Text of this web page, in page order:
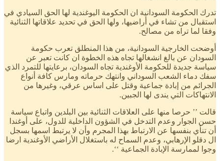
تدرك الحكومة السودانية ان الحكومة اليوغندية لها الحق السيادي في
استقبال من تشاء في أراضيها، ولها الحق في تحديد علاقاتها الثنائية
وفقا لما تراه من مصالح.
أوضحت الخارجية السودانية، من هذا المنطلق تعرب حكومة
السودان عن بالغ انشغالها تجاه هذه الخطوة ان كانت تعبر عن
سياسة جديدة للحكومة الأوغندية تجاه السودان، برعايتها للتمرد الذي
سفك دماء الشعب السوداني وانتهك حرماته ومارس كافة أنواع
الجرائم من إبادة جماعية وقتل على اساس عرقي، وغيرها من
الانتهاكات التي يندى لها الجبين.
قالت ’’ حرصا منها على العلاقات الثنائية بين البلدين واتباع سياسة
حسن الجوار وعدم التدخل في الشؤون الداخلية للدول، على أوغندا
أن تنأي بنفسها عن الارتباط بهذا المجرم وأن لا يرتبط اسمها بسجل
ال دقلو الإرهابي، وعدم السماح له باستغلال الأراضي الأوغندية ارضا
وجوا لممارسة الإبادة الجماعية ‘‘.